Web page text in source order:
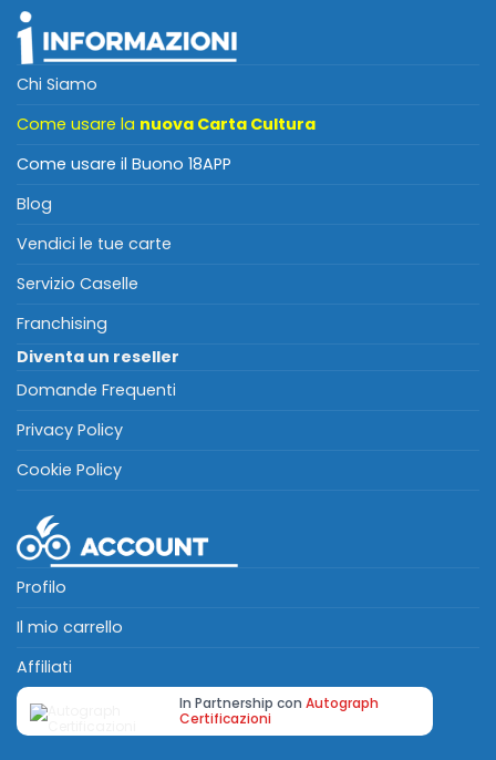
Chi Siamo
Come usare la nuova Carta Cultura
Come usare il Buono 18APP
Blog
Vendici le tue carte
Servizio Caselle
Franchising
Diventa un reseller
Domande Frequenti
Privacy Policy
Cookie Policy
Profilo
Il mio carrello
Affiliati
In Partnership con Autograph
Certificazioni